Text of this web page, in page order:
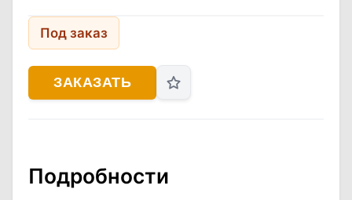
Под заказ
ЗАКАЗАТЬ
Подробности